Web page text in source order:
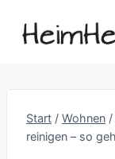
Inhalt
Start / Wohnen /
reinigen – so